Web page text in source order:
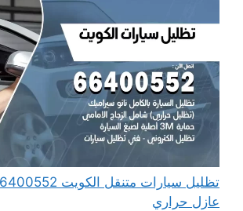
عازل حراري